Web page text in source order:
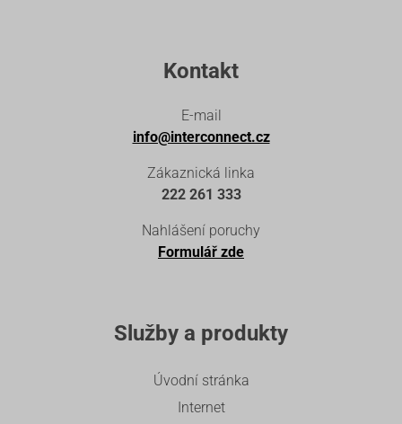
Kontakt
E-mail
info@interconnect.cz
Zákaznická linka
222 261 333
Nahlášení poruchy
Formulář zde
Služby a produkty
Úvodní stránka
Internet